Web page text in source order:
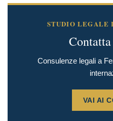
STUDIO LEGALE
Consulenze legali a
VAI AI